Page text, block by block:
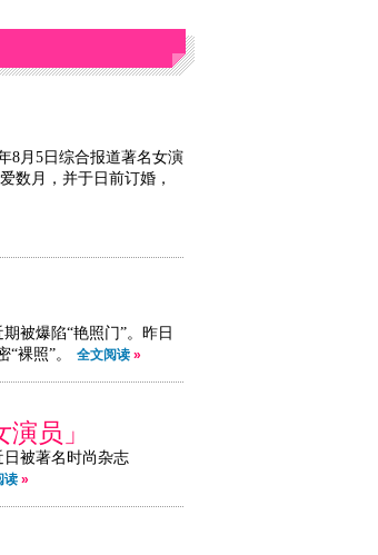
8月5日综合报道著名女演
数月，并于日前订婚，
期被爆陷“艳照门”。昨日
裸照”。
全文阅读 »
员」
日被著名时尚杂志
读 »